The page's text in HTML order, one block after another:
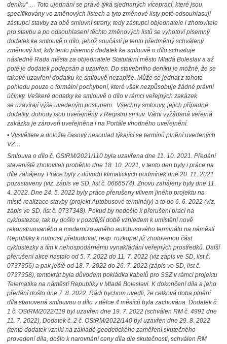
deníku“ … Toto ujednání se právě týká sjednaných víceprací, které jsou
specifikovány ve změnových listech a tyto změnové listy poté odsouhlasují
zástupci stavby za obě smluvní strany, tedy zástupci objednatele i zhotovitele
pro stavbu a po odsouhlasení těchto změnových listů se vyhotoví písemný
dodatek ke smlouvě o dílo, jehož součástí je tento předmětný schválený
změnový list, kdy tento písemný dodatek ke smlouvě o dílo schvaluje
následně Rada města za objednatele Statutární město Mladá Boleslav a až
poté je dodatek podepsán a uzavřen. Do stavebního deníku je možné, že se
takové uzavření dodatku ke smlouvě nezapíše. Může se jednat z tohoto
pohledu pouze o formální pochybení, které však nezpůsobuje žádné právní
účinky. Veškeré dodatky ke smlouvě o dílo v rámci veřejných zakázek
se uzavírají výše uvedeným postupem. Všechny smlouvy, jejich případné
dodatky, dohody jsou uveřejněny v Registru smluv. Vámi vyžádaná veřejná
zakázka je zároveň uveřejněna i na Portále vhodného uveřejnění.
• Vysvětlete a doložte časový nesoulad týkající se termínů plnění uvedených
VZ…
Smlouva o dílo č. OStRM/2021/110 byla uzavřena dne 11. 10. 2021. Předání
staveniště zhotoviteli proběhlo dne 18. 10. 2021, v tento den byly i práce na
díle zahájeny. Práce byly z důvodu klimatických podmínek dne 20. 11. 2021
pozastaveny (viz. zápis ve SD, list č. 0666574). Znovu zahájeny byly dne 11.
4. 2022. Dne 24. 5. 2022 byly práce přerušeny vlivem jiného projektu na
místě realizace stavby (projekt Autobusové terminály) a to do 6. 6. 2022 (viz.
zápis ve SD, list č. 0737348). Pokud by nedošlo k přerušení prací na
cyklostezce, tak by došlo v pozdější době vzhledem k umístění nově
rekonstruovaného a modernizovaného autobusového terminálu na náměstí
Republiky k nutnosti přebudovat, resp. rozkopat již zhotovenou část
cyklostezky a tím k nehospodárnému vynakládání veřejných prostředků. Další
přerušení akce nastalo od 5. 7. 2022 do 11. 7. 2022 (viz zápis ve SD, list č.
0737356) a pak ještě od 18. 7. 2022 do 26. 7. 2022 (zápis ve SD, list č.
0737358), tentokrát byla důvodem pokládka kabelů pro SSZ v rámci projektu
Telematika na náměstí Republiky v Mladé Boleslavi. K dokončení díla a jeho
předání došlo dne 7. 8. 2022. Rádi bychom uvedli, že celková doba plnění
díla stanovená smlouvou o dílo v délce 4 měsíců byla zachována. Dodatek č.
1 č. OStRM/2022/119 byl uzavřen dne 19. 7. 2022 (schválen RM č. 4991 dne
11. 7. 2022), Dodatek č. 2 č. OStRM/2022/140 byl uzavřen dne 29. 8. 2022
(tento dodatek vznikl na základě geodetického zaměření skutečného
provedení díla, došlo k narovnání ceny díla dle skutečnosti, schválen RM